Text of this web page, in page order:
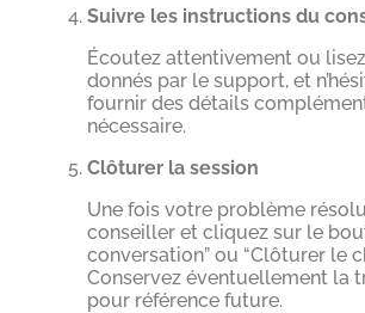
Suivre les instructions du
Écoutez attentivement ou
donnés par le support, et
fournir des détails
nécessaire.
Clôturer la session
Une fois votre problème
conseiller et cliquez sur le
conversation” ou “Clôturer le
Conservez éventuellement la
pour référence future.